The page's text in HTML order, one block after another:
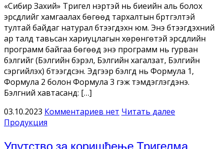
«Сибир Захий» Тригел нэртэй нь биеийн аль болох
эрсдлийг хамгаалах бөгөөд тархалтын бүртгэлтэй
тултай байдаг натурал бүтээгдэхүүн юм. Энэ бүтээгдэхүүний
ар талд тавьсан хариуцлагын хөрөнгөтэй эрсдлийн
программ байгаа бөгөөд энэ программ нь гурван
бэлгийг (Бэлгийн бэрэл, Бэлгийн хагалзат, Бэлгийн
сэргийлэх) бүтээгдсэн. Эдгээр бэлгүүд нь Формула 1,
Формула 2 болон Формула 3 гэж тэмдэглэгдэнэ.
Бэлгүүний хавтасанд: […]
03.10.2023 Комментариев нет Читать далее
Продукция